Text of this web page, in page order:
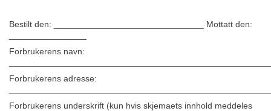
Bestilt den: _______________________________ Mottatt den:
Forbrukerens navn:
Forbrukerens adresse:
Forbrukerens underskrift (kun hvis skjemaets innhold meddeles